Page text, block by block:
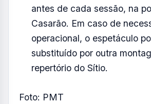
antes de cada sessão, na
Casarão. Em caso de
operacional, o espetáculo
substituído por outra
repertório do Sítio.
Foto: PMT